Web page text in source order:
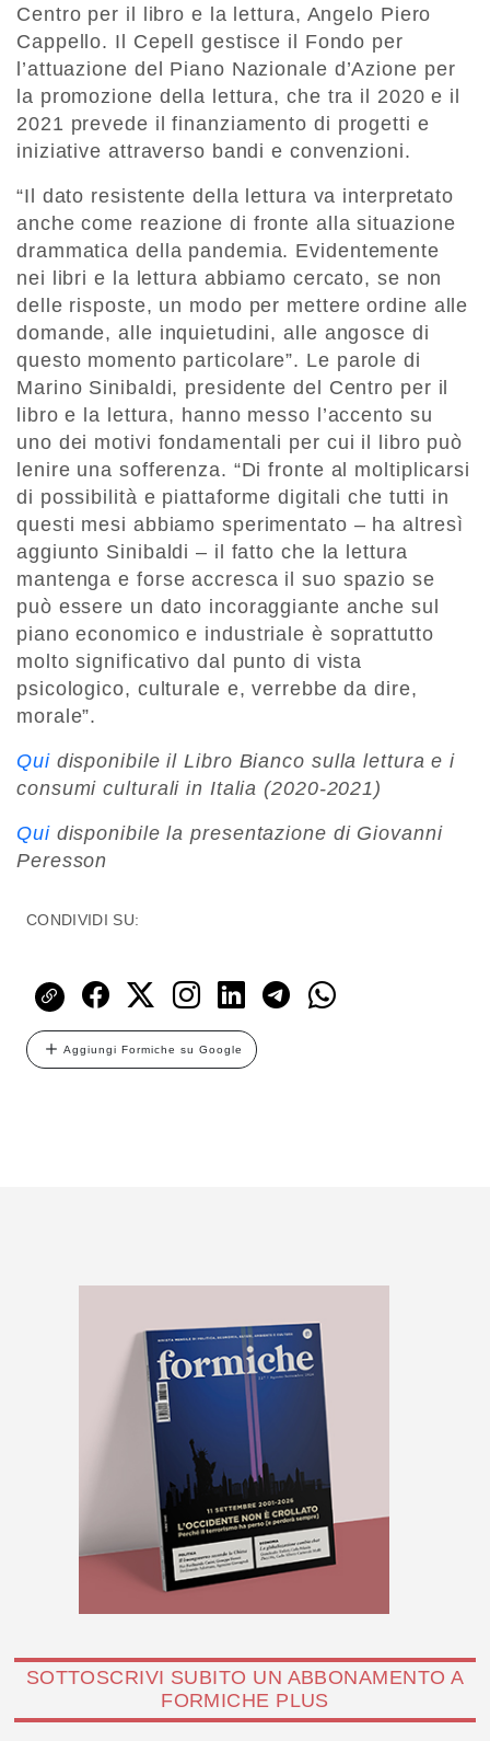
Centro per il libro e la lettura, Angelo Piero
Cappello. Il Cepell gestisce il Fondo per
l’attuazione del Piano Nazionale d’Azione per
la promozione della lettura, che tra il 2020 e il
2021 prevede il finanziamento di progetti e
iniziative attraverso bandi e convenzioni.
“Il dato resistente della lettura va interpretato
anche come reazione di fronte alla situazione
drammatica della pandemia. Evidentemente
nei libri e la lettura abbiamo cercato, se non
delle risposte, un modo per mettere ordine alle
domande, alle inquietudini, alle angosce di
questo momento particolare”. Le parole di
Marino Sinibaldi, presidente del Centro per il
libro e la lettura, hanno messo l’accento su
uno dei motivi fondamentali per cui il libro può
lenire una sofferenza. “Di fronte al moltiplicarsi
di possibilità e piattaforme digitali che tutti in
questi mesi abbiamo sperimentato – ha altresì
aggiunto Sinibaldi – il fatto che la lettura
mantenga e forse accresca il suo spazio se
può essere un dato incoraggiante anche sul
piano economico e industriale è soprattutto
molto significativo dal punto di vista
psicologico, culturale e, verrebbe da dire,
morale”.
Quidisponibile il Libro Bianco sulla lettura e i
consumi culturali in Italia (2020-2021)
Quidisponibile la presentazione di Giovanni
Peresson
CONDIVIDI SU:
Aggiungi Formiche su Google
SOTTOSCRIVI SUBITO UN ABBONAMENTO A
FORMICHE PLUS